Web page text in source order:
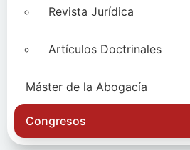
Revista Jurídica
Artículos Doctrinales
Máster de la Abogacía
Congresos